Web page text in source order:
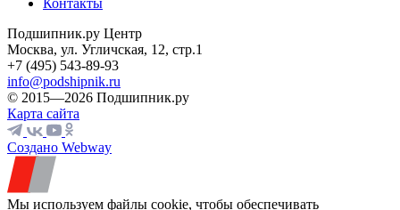
Контакты
Подшипник.ру Центр
Москва, ул. Угличская, 12, стр.1
+7 (495) 543-89-93
info@podshipnik.ru
© 2015—2026 Подшипник.ру
Карта сайта
Создано Webway
Мы используем файлы cookie, чтобы обеспечивать